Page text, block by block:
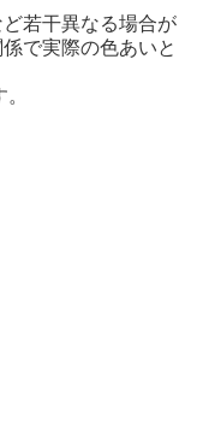
若干異なる場合が
で実際の色あいと